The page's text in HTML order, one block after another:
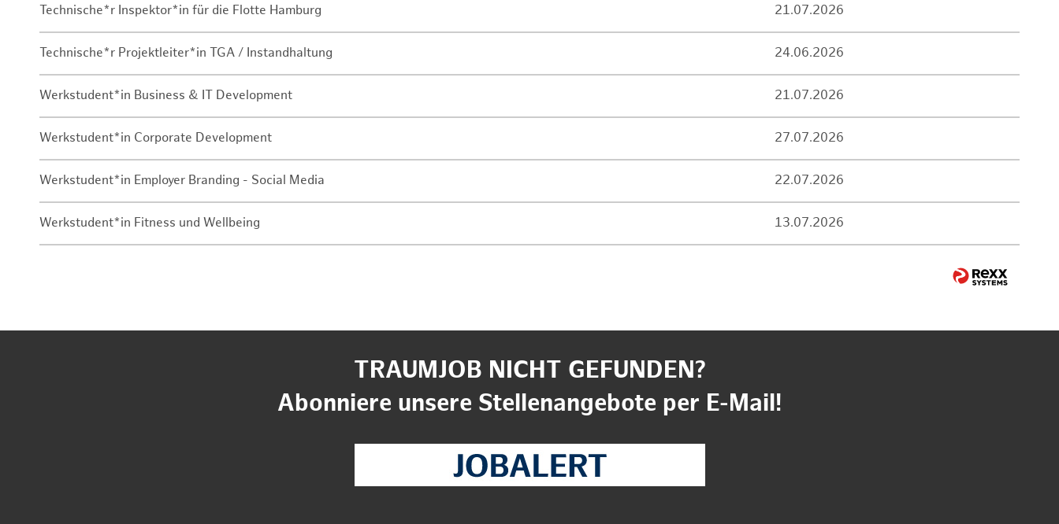
Technische*r Inspektor*in für die Flotte Hamburg 21.07.2026
Technische*r Projektleiter*in TGA / Instandhaltung 24.06.2026
Werkstudent*in Business & IT Development 21.07.2026
Werkstudent*in Corporate Development 27.07.2026
Werkstudent*in Employer Branding - Social Media 22.07.2026
Werkstudent*in Fitness und Wellbeing 13.07.2026
TRAUMJOB NICHT GEFUNDEN?
Abonniere unsere Stellenangebote per E-Mail!